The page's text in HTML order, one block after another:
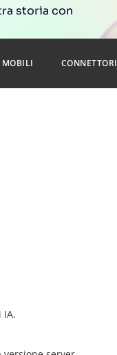
storia con
MOBILI CONNETTORI